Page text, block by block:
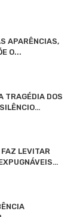
APARÊNCIAS,
O...
TRAGÉDIA DOS
LEVITAR